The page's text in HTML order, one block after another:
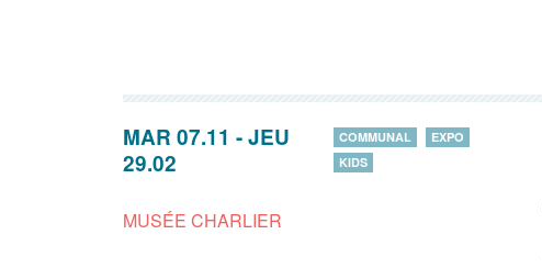
MAR 07.11 -JEU
29.02
MUSÉE CHARLIER
COMMUNAL
EXPO
KIDS